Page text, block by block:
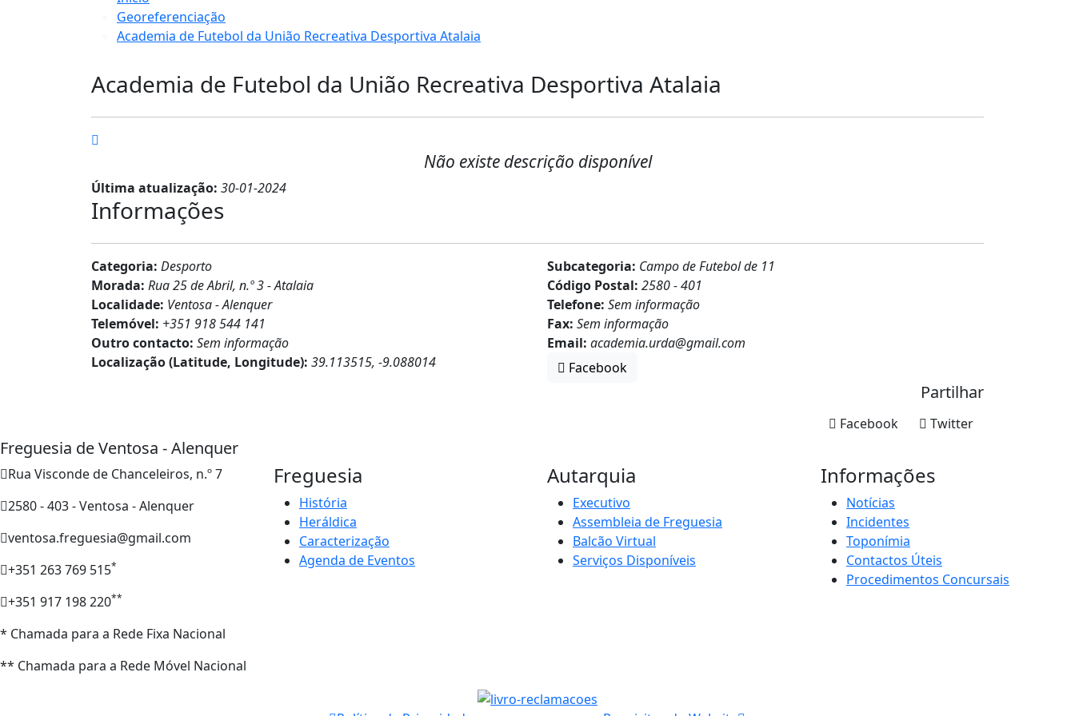
Georeferenciação
Academia de Futebol da União Recreativa Desportiva Atalaia
Academia de Futebol da União Recreativa Desportiva Atalaia
Não existe descrição disponível
Última atualização: 30-01-2024
Informações
Categoria: Desporto Subcategoria: Campo de Futebol de 11
Morada: Rua 25 de Abril, n.º 3 - Atalaia Código Postal: 2580 - 401
Localidade: Ventosa - Alenquer Telefone: Sem informação
Telemóvel: +351 918 544 141 Fax: Sem informação
Outro contacto: Sem informação Email: academia.urda@gmail.com
Localização (Latitude, Longitude): 39.113515, -9.088014 Facebook
Partilhar
Twitter
Facebook
Freguesia de Ventosa - Alenquer
Rua Visconde de Chanceleiros, n.º 7
2580 - 403 - Ventosa - Alenquer
ventosa.freguesia@gmail.com
+351 263 769 515*
+351 917 198 220**
* Chamada para a Rede Fixa Nacional
** Chamada para a Rede Móvel Nacional
Freguesia
História
Heráldica
Caracterização
Agenda de Eventos
Autarquia
Executivo
Assembleia de Freguesia
Balcão Virtual
Serviços Disponíveis
Informações
Notícias
Incidentes
Toponímia
Contactos Úteis
Procedimentos Concursais